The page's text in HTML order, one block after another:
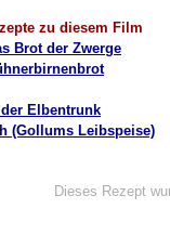
zu diesem Film
Brot der Zwerge
Elbentrunk
(Gollums Leibspeise)
Dieses Rezept